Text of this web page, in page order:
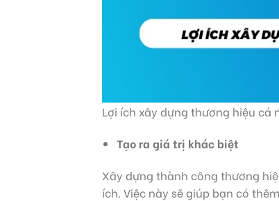
Lợi ích xây dựng thương hiệu cá
Tạo ra giá trị khác biệt
Xây dựng thành công thương
ích. Việc này sẽ giúp bạn có